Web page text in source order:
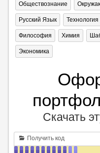
Обществознание
Русский Язык Технология
Философия Химия
Экономика
Скачать
Получить код